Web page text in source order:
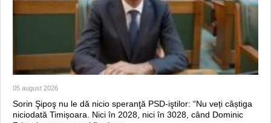
05 august 2026
Sorin Şipoş nu le dă nicio speranţă PSD-iştilor: “Nu veți câștiga
niciodată Timișoara. Nici în 2028, nici în 3028, când Dominic